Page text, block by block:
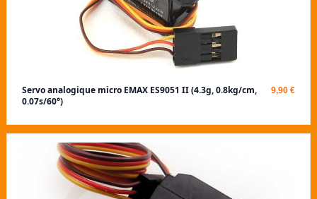
Servo analogique micro EMAX ES9051 II (4.3g, 0.8kg/cm,
0.07s/60°)
9,90 €